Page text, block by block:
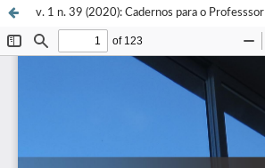
v. 1 n. 39 (2020): Cadernos para o Professsor